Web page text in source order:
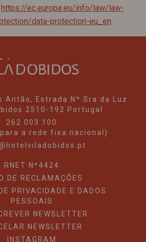
https://ec.europa.eu/info/law/law-
data-protection-eu_en
Antão, Estrada Nº Sra da Luz
2510-192
Portugal
262 003 100
a rede fixa nacional)
RNET Nº4424
DE RECLAMAÇÕES
PRIVACIDADE E DADOS
PESSOAIS
NEWSLETTER
NEWSLETTER
INSTAGRAM